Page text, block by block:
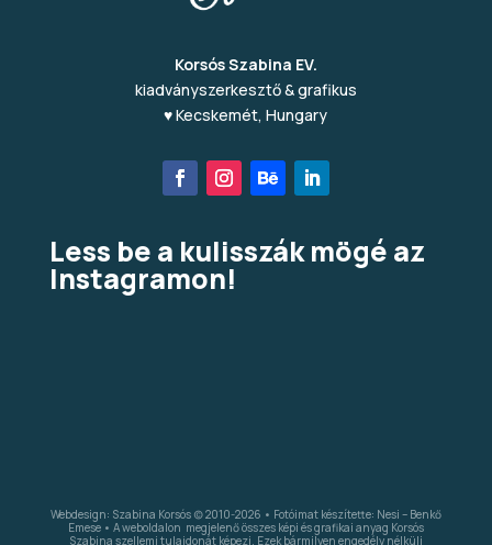
Korsós Szabina EV.
kiadványszerkesztő & grafikus
♥ Kecskemét, Hungary
Less be a kulisszák mögé az
Instagramon!
Webdesign: Szabina Korsós (c) 2010-2026 • Fotóimat készítette: Nesi – Benkő
Emese • A weboldalon megjelenő összes képi és grafikai anyag Korsós
Szabina szellemi tulajdonát képezi. Ezek bármilyen engedély nélküli